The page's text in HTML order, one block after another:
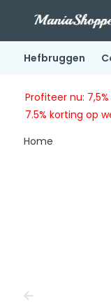
Hefbruggen
Profiteer nu:
7.5% korting op
Home